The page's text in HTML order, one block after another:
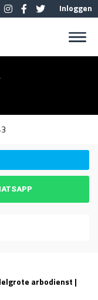
Inloggen
arbodienst |